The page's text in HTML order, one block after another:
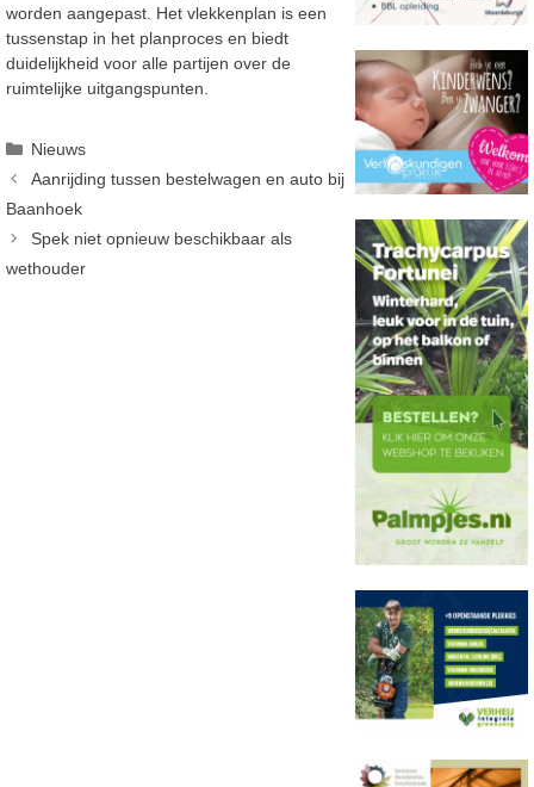
worden aangepast. Het vlekkenplan is een
tussenstap in het planproces en biedt
duidelijkheid voor alle partijen over de
ruimtelijke uitgangspunten.
Categorieën
Nieuws
Aanrijding tussen bestelwagen en auto bij
Baanhoek
Spek niet opnieuw beschik­baar als
wethouder